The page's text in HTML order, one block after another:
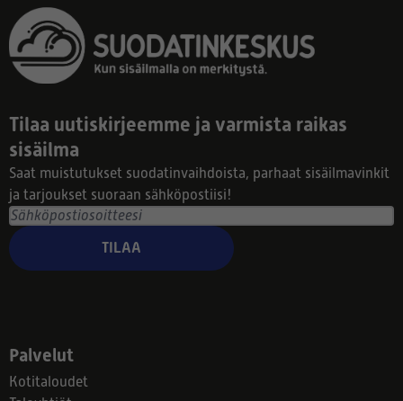
Tilaa uutiskirjeemme ja varmista raikas
sisäilma
Saat muistutukset suodatinvaihdoista, parhaat sisäilmavinkit
ja tarjoukset suoraan sähköpostiisi!
TILAA
Palvelut
Kotitaloudet